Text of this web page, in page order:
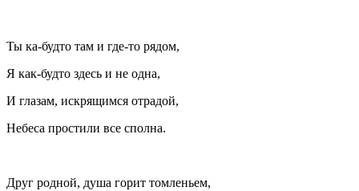
Ты ка-будто там и где-то рядом,
Я как-будто здесь и не одна,
И глазам, искрящимся отрадой,
Небеса простили все сполна.
Друг родной, душа горит томленьем,